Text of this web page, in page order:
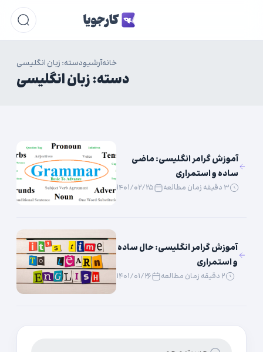
خانهآرشیودسته: زبان انگلیسی
دسته:زبان انگلیسی
آموزش گرامر انگلیسی: ماضی
ساده و استمراری
۳ دقیقه زمان مطالعه ۱۴۰۱/۰۲/۲۵
آموزش گرامر انگلیسی: حال ساده
و استمراری
۲ دقیقه زمان مطالعه ۱۴۰۱/۰۱/۲۶